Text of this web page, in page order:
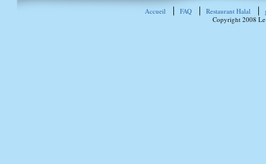
Accueil FAQ Restaurant Halal
Copyright 2008